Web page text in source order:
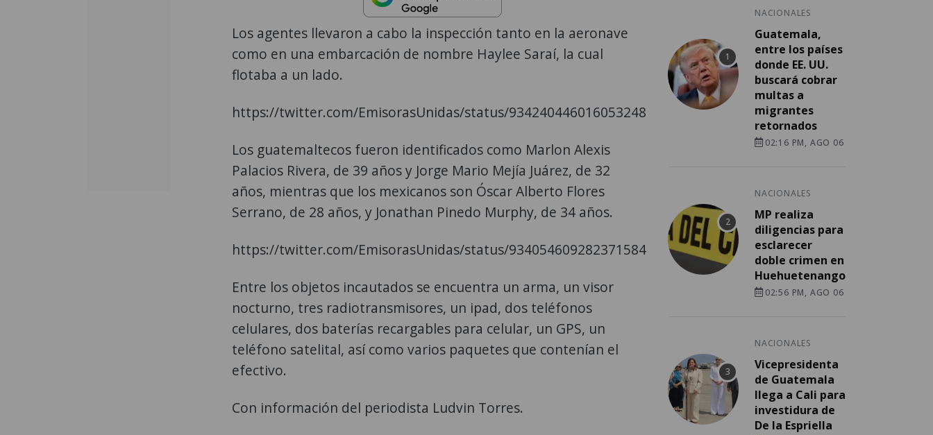
Los agentes llevaron a cabo la inspección tanto en la aeronave
como en una embarcación de nombre Haylee Saraí, la cual
flotaba a un lado.
https://twitter.com/EmisorasUnidas/status/934240446016053248
Los guatemaltecos fueron identificados como Marlon Alexis
Palacios Rivera, de 39 años y Jorge Mario Mejía Juárez, de 32
años, mientras que los mexicanos son Óscar Alberto Flores
Serrano, de 28 años, y Jonathan Pinedo Murphy, de 34 años.
https://twitter.com/EmisorasUnidas/status/934054609282371584
Entre los objetos incautados se encuentra un arma, un visor
nocturno, tres radiotransmisores, un ipad, dos teléfonos
celulares, dos baterías recargables para celular, un GPS, un
teléfono satelital, así como varios paquetes que contenían el
efectivo.
Con información del periodista Ludvin Torres.
NACIONALES
Guatemala,
entre los países
donde EE. UU.
buscará cobrar
multas a
migrantes
retornados
02:16 PM, AGO 06
NACIONALES
MP realiza
diligencias para
esclarecer
doble crimen en
Huehuetenango
02:56 PM, AGO 06
NACIONALES
Vicepresidenta
de Guatemala
llega a Cali para
investidura de
De la Espriella